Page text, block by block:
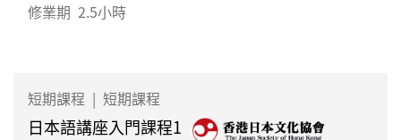
修業期 2.5小時
短期課程 | 短期課程
日本語講座入門課程1